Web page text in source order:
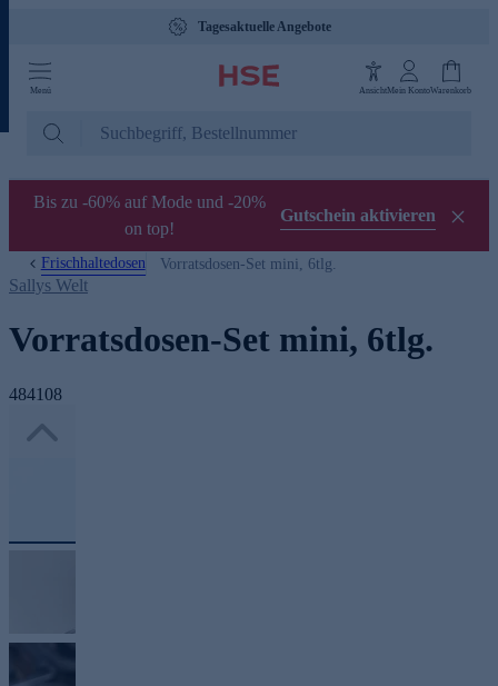
Tagesaktuelle Angebote
Menü AnsichtMein KontoWarenkorb
Bis zu -60% auf Mode und -20%
on top!
Gutschein aktivieren
Frischhaltedosen Vorratsdosen-Set mini, 6tlg.
Sallys Welt
Vorratsdosen-Set mini, 6tlg.
484108